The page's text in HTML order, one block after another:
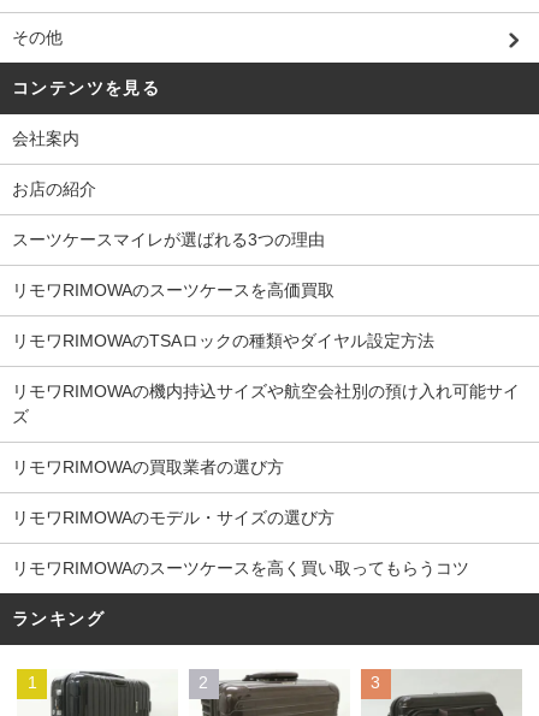
その他
コンテンツを見る
会社案内
お店の紹介
スーツケースマイレが選ばれる3つの理由
リモワRIMOWAのスーツケースを高価買取
リモワRIMOWAのTSAロックの種類やダイヤル設定方法
リモワRIMOWAの機内持込サイズや航空会社別の預け入れ可能サイ
ズ
リモワRIMOWAの買取業者の選び方
リモワRIMOWAのモデル・サイズの選び方
リモワRIMOWAのスーツケースを高く買い取ってもらうコツ
ランキング
1 2 3